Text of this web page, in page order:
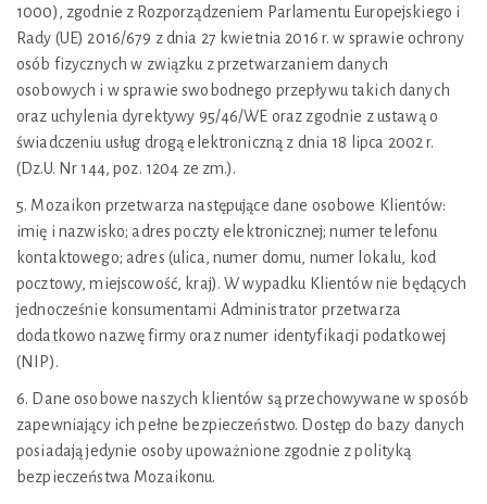
1000), zgodnie z Rozporządzeniem Parlamentu Europejskiego i
Rady (UE) 2016/679 z dnia 27 kwietnia 2016 r. w sprawie ochrony
osób fizycznych w związku z przetwarzaniem danych
osobowych i w sprawie swobodnego przepływu takich danych
oraz uchylenia dyrektywy 95/46/WE oraz zgodnie z ustawą o
świadczeniu usług drogą elektroniczną z dnia 18 lipca 2002 r.
(Dz.U. Nr 144, poz. 1204 ze zm.).
5. Mozaikon przetwarza następujące dane osobowe Klientów:
imię i nazwisko; adres poczty elektronicznej; numer telefonu
kontaktowego; adres (ulica, numer domu, numer lokalu, kod
pocztowy, miejscowość, kraj). W wypadku Klientów nie będących
jednocześnie konsumentami Administrator przetwarza
dodatkowo nazwę firmy oraz numer identyfikacji podatkowej
(NIP).
6. Dane osobowe naszych klientów są przechowywane w sposób
zapewniający ich pełne bezpieczeństwo. Dostęp do bazy danych
posiadają jedynie osoby upoważnione zgodnie z polityką
bezpieczeństwa Mozaikonu.